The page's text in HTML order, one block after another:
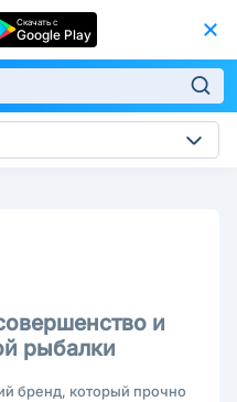
Скачать с
Google Play
и
рыбалки
бренд, который прочно